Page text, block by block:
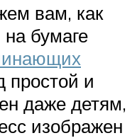
вам, как
бумаге
простой и
даже детям,
изображен